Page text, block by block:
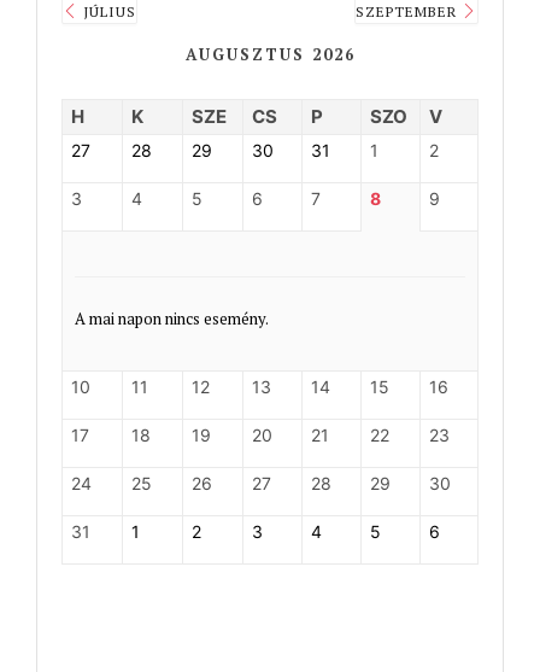
JÚLIUS
AUGUSZTUS 2026
SZEPTEMBER
H K SZE CS P SZO V
27 28 29 30 31 1 2
3 4 5 6 7 8 9
A mai napon nincs esemény.
10 11 12 13 14 15 16
17 18 19 20 21 22 23
24 25 26 27 28 29 30
31 1 2 3 4 5 6